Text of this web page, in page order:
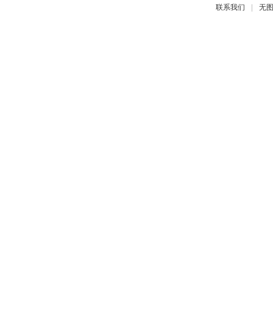
联系我们 | 无